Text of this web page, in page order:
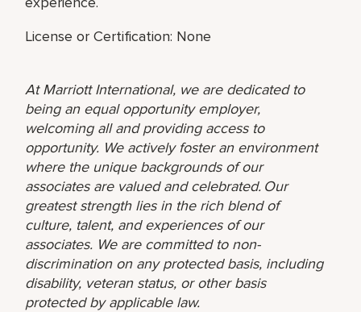
License or Certification: None
At Marriott International, we are dedicated to
being an equal opportunity employer,
welcoming all and providing access to
opportunity. We actively foster an environment
where the unique backgrounds of our
associates are valued and celebrated. Our
greatest strength lies in the rich blend of
culture, talent, and experiences of our
associates. We are committed to non-
discrimination on any protected basis, including
disability, veteran status, or other basis
protected by applicable law.